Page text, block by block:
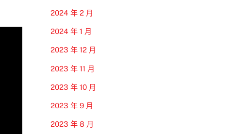
2024 年 2 月
2024 年 1 月
2023 年 12 月
2023 年 11 月
2023 年 10 月
2023 年 9 月
2023 年 8 月